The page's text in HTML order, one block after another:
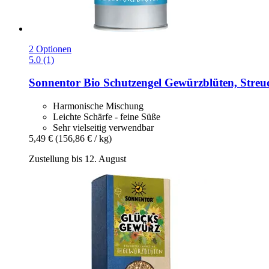
2 Optionen
5.0 (1)
Sonnentor Bio Schutzengel Gewürzblüten,
Harmonische Mischung
Leichte Schärfe - feine Süße
Sehr vielseitig verwendbar
5,49 € (156,86 € / kg)
Zustellung bis 12. August